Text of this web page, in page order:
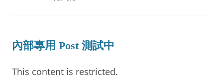
內部專用 Post 測試中
This content is restricted.